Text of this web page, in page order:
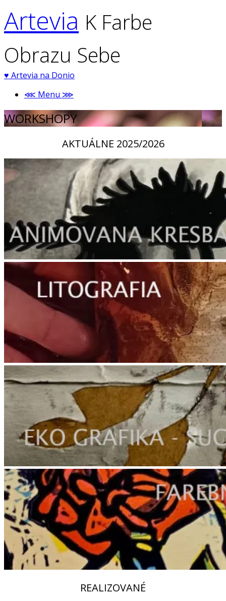
Artevia K Farbe
Obrazu Sebe
♥ Artevia na Donio
⋘ Menu ⋙
WORKSHOPY
AKTUÁLNE 2025/2026
REALIZOVANÉ